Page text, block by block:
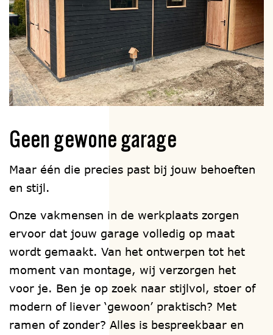
Geen gewone garage
Maar één die precies past bij jouw behoeften
en stijl.
Onze vakmensen in de werkplaats zorgen
ervoor dat jouw garage volledig op maat
wordt gemaakt. Van het ontwerpen tot het
moment van montage, wij verzorgen het
voor je. Ben je op zoek naar stijlvol, stoer of
modern of liever ‘gewoon’ praktisch? Met
ramen of zonder? Alles is bespreekbaar en